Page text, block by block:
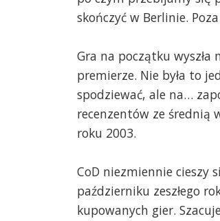
skończyć w Berlinie.
Gra na początku wyszła
premierze. Nie była to
spodziewać, ale na…
recenzentów ze średnią
roku 2003.
CoD niezmiennie cieszy
październiku zeszłego
kupowanych gier.